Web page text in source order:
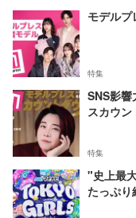
モデルプ
特集
SNS影響
スカウン
特集
"史上最
たっぷり